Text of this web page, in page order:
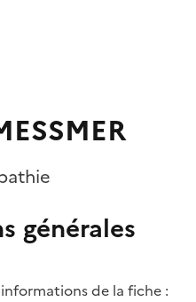
Twitter)
générales
de la fiche :